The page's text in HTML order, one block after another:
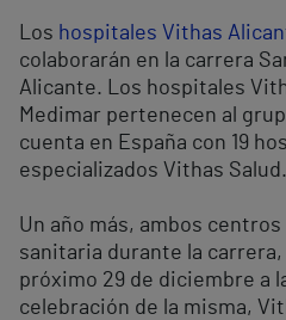
Los hospitales Vithas
colaborarán en la carrera
Alicante. Los hospitales
Medimar pertenecen al
cuenta en España con 19
especializados Vithas Salud.
Un año más, ambos
sanitaria durante la carrera,
próximo 29 de diciembre a
celebración de la misma,